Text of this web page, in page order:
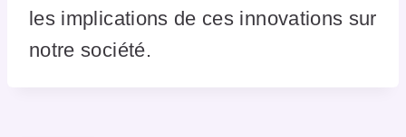
les implications de ces innovations sur
notre société.